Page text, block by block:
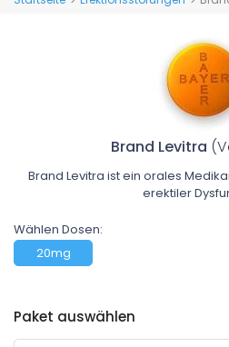
Brand Levitra
Brand Levitra ist ein orales
erektiler
Wählen Dosen:
20mg
Paket auswählen